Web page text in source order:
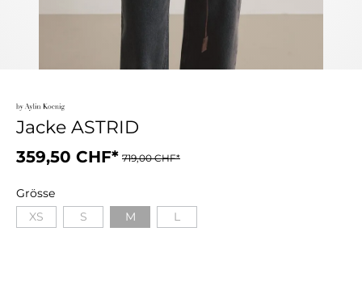
Jacke ASTRID
359,50 CHF* 719,00 CHF*
Grösse
XS
S M L